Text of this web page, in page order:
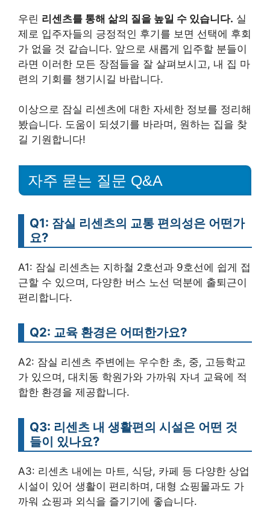
우린 리센츠를 통해 삶의 질을 높일 수 있습니다. 실
제로 입주자들의 긍정적인 후기를 보면 선택에 후회
가 없을 것 같습니다. 앞으로 새롭게 입주할 분들이
라면 이러한 모든 장점들을 잘 살펴보시고, 내 집 마
련의 기회를 챙기시길 바랍니다.
이상으로 잠실 리센츠에 대한 자세한 정보를 정리해
봤습니다. 도움이 되셨기를 바라며, 원하는 집을 찾
길 기원합니다!
자주 묻는 질문 Q&A
Q1: 잠실 리센츠의 교통 편의성은 어떤가
요?
A1: 잠실 리센츠는 지하철 2호선과 9호선에 쉽게 접
근할 수 있으며, 다양한 버스 노선 덕분에 출퇴근이
편리합니다.
Q2: 교육 환경은 어떠한가요?
A2: 잠실 리센츠 주변에는 우수한 초, 중, 고등학교
가 있으며, 대치동 학원가와 가까워 자녀 교육에 적
합한 환경을 제공합니다.
Q3: 리센츠 내 생활편의 시설은 어떤 것
들이 있나요?
A3: 리센츠 내에는 마트, 식당, 카페 등 다양한 상업
시설이 있어 생활이 편리하며, 대형 쇼핑몰과도 가
까워 쇼핑과 외식을 즐기기에 좋습니다.